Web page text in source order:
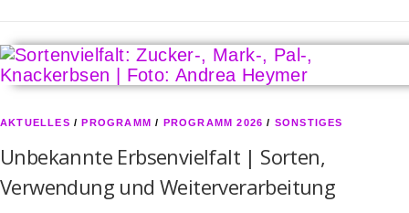
AKTUELLES /PROGRAMM / PROGRAMM 2026 / SONSTIGES
Unbekannte Erbsenvielfalt | Sorten,
Verwendung und Weiterverarbeitung